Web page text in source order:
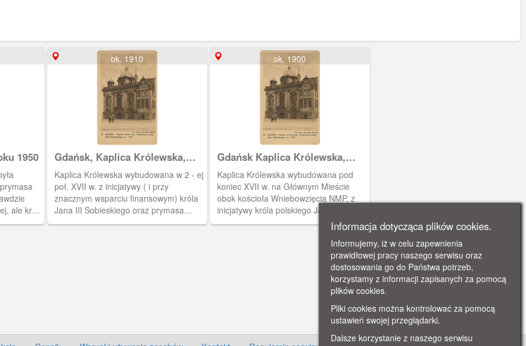
1950
ale król
na
ok. 1910
Gdańsk, Kaplica Królewska,
Danzig Königlische Kapelle
Kaplica Królewska wybudowana w 2 - ej
poł. XVII w. z inicjatywy ( i przy
znacznym wsparciu finansowym) króla
Jana III Sobieskiego oraz prymasa
Olszowskiego, jako świątynia dla
ok. 1900
Gdańsk Kaplica Królewska,
Danzig Die Königlische Kapelle
Kaplica Królewska wybudowana pod
koniec XVII w. na Głównym Mieście
obok kościoła Wniebowzięcia NMP, z
inicjatywy króla polskiego Jana III
Sobieskiego i prymasa OlszowskiegoInformacja dotycząca plików cookies.
Informujemy, iż w celu zapewnienia
prawidłowej pracy naszego serwisu oraz
dostosowania go do Państwa potrzeb,
korzystamy z informacji zapisanych za pomocą
plików cookies.
Pliki cookies można kontrolować za pomocą
ustawień swojej przeglądarki.
Dalsze korzystanie z naszego serwisu